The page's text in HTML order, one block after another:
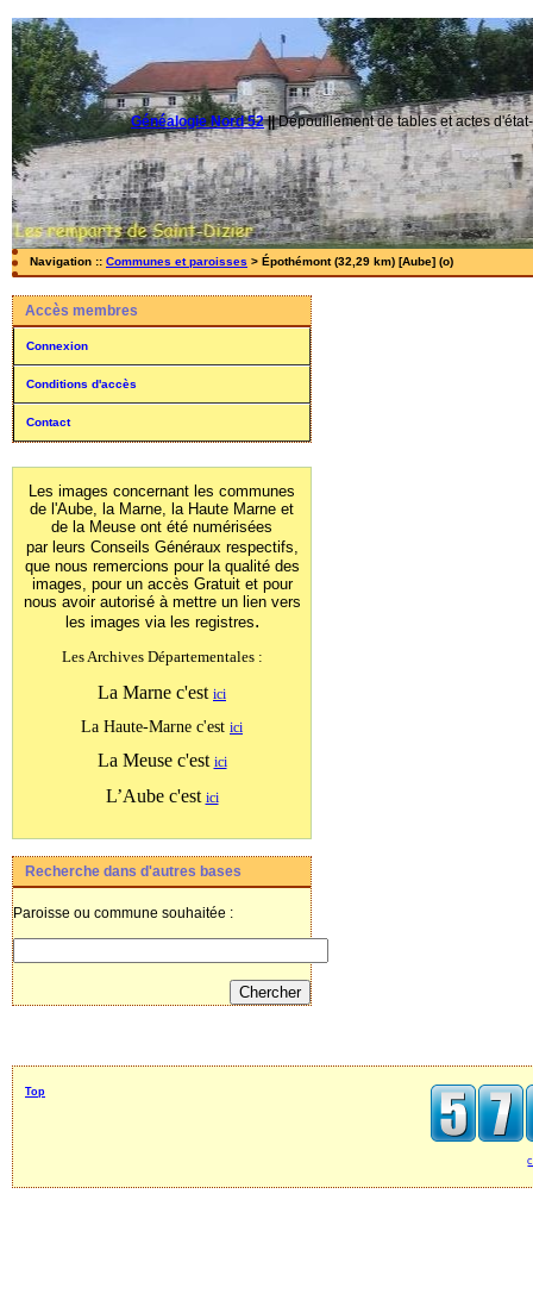
Généalogie Nord 52||Dépouillement de tables et actes
Navigation :: Communes et paroisses > Épothémont (32,29 km) [Aube] (o)
Accès membres
Connexion
Conditions d'accès
Contact
Les images concernant les communes
de l'Aube, la Marne, la Haute Marne et
de la Meuse ont été numérisées
par leurs Conseils Généraux respectifs,
que nous remercions pour la qualité des
images, pour un accès Gratuit et pour
nous avoir autorisé à mettre un lien vers
les images via les registres.
Les Archives Départementales :
La Marne c'est ici
La Haute-Marne c'est ici
La Meuse c'est ici
L’Aube c'est ici
Recherche dans d'autres bases
Paroisse ou commune souhaitée :
Top